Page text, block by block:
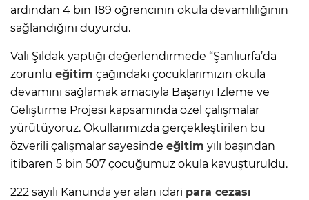
ardından 4 bin 189 öğrencinin okula devamlılığının
sağlandığını duyurdu.
Vali Şıldak yaptığı değerlendirmede “Şanlıurfa’da
zorunlu eğitim çağındaki çocuklarımızın okula
devamını sağlamak amacıyla Başarıyı İzleme ve
Geliştirme Projesi kapsamında özel çalışmalar
yürütüyoruz. Okullarımızda gerçekleştirilen bu
özverili çalışmalar sayesinde eğitim yılı başından
itibaren 5 bin 507 çocuğumuz okula kavuşturuldu.
222 sayılı Kanunda yer alan idari para cezası